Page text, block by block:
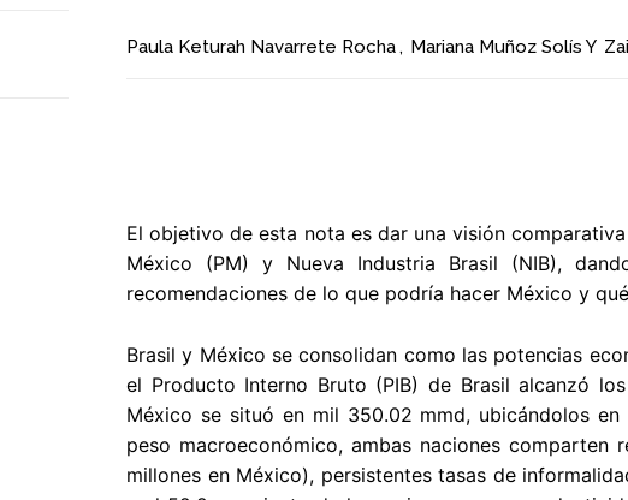
Paula Keturah Navarrete Rocha, Mariana Muñoz Solís Y
El objetivo de esta nota es dar una visión
México (PM) y Nueva Industria Brasil (NIB),
recomendaciones de lo que podría hacer México y
Brasil y México se consolidan como las potencias
el Producto Interno Bruto (PIB) de Brasil alcanzó
México se situó en mil 350.02 mmd, ubicándolos
peso macroeconómico, ambas naciones comparten
millones en México), persistentes tasas de